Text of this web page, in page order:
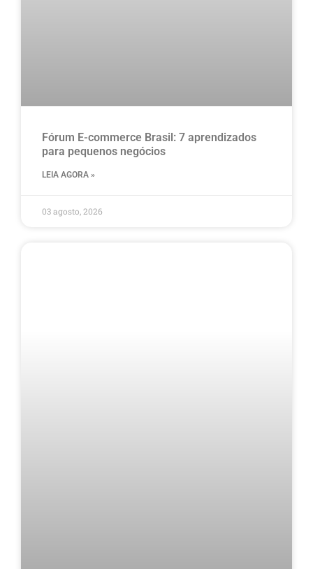
Fórum E-commerce Brasil: 7 aprendizados
para pequenos negócios
LEIA AGORA »
03 agosto, 2026